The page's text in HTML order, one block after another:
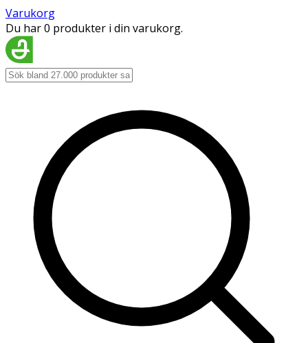
Varukorg
Du har 0 produkter i din varukorg.